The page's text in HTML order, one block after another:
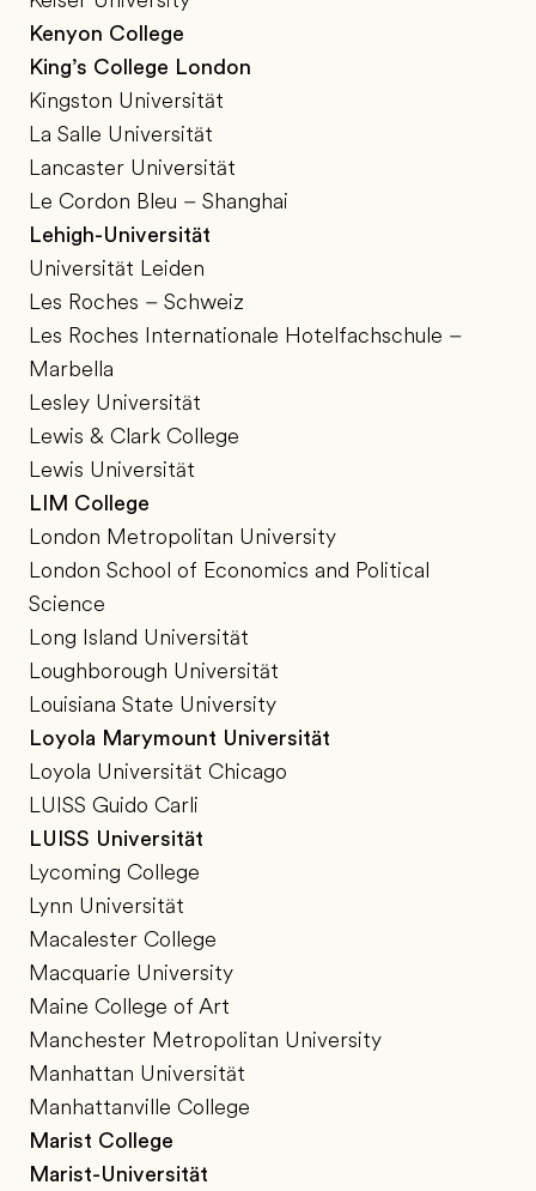
Kenyon College
King’s College London
Kingston Universität
La Salle Universität
Lancaster Universität
Le Cordon Bleu – Shanghai
Lehigh-Universität
Universität Leiden
Les Roches – Schweiz
Les Roches Internationale Hotelfachschule –
Marbella
Lesley Universität
Lewis & Clark College
Lewis Universität
LIM College
London Metropolitan University
London School of Economics and Political
Science
Long Island Universität
Loughborough Universität
Louisiana State University
Loyola Marymount Universität
Loyola Universität Chicago
LUISS Guido Carli
LUISS Universität
Lycoming College
Lynn Universität
Macalester College
Macquarie University
Maine College of Art
Manchester Metropolitan University
Manhattan Universität
Manhattanville College
Marist College
Marist-Universität